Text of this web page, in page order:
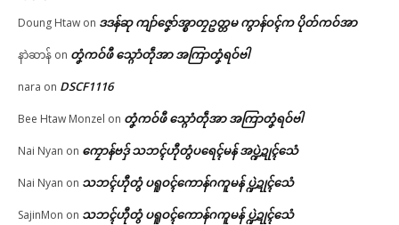
Doung Htaw on ဒဒန်ဆု ကျာ်ဇၞော်အ္စာတၠဥတ္တမ ကွာန်ဝၚ်က ပိုတ်ကဝ်အာ
နာဲဆာန် on တၞံကဝ်ဖီ သ္ဂောံတဵုအာ အကြာတၞံရဝ်ဗါ
nara on DSCF1116
Bee Htaw Monzel on တၞံကဝ်ဖီ သ္ဂောံတဵုအာ အကြာတၞံရဝ်ဗါ
Nai Nyan on ကၠောန်ဗဒှ် သဘၚ်ဟီုတွံပရေၚ်မန် အပ္ဍဲဍုၚ်သေံ
Nai Nyan on သဘၚ်ဟီုတွံ ပရူဝၚ်ကောန်ဂကူမန် ပ္ဍဲဍုၚ်သေံ
SajinMon on သဘၚ်ဟီုတွံ ပရူဝၚ်ကောန်ဂကူမန် ပ္ဍဲဍုၚ်သေံ